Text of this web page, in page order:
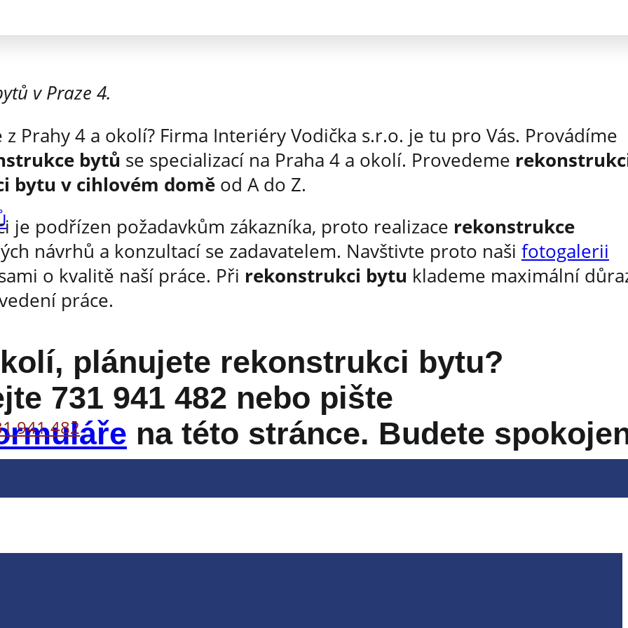
941 482
v Praze 4.
z Prahy 4 a okolí? Firma Interiéry Vodička s.r.o. je tu pro Vás. Provádíme
bytů se specializací na Praha 4 a okolí. Provedeme
bytu v cihlovém domě od A do Z.
je podřízen požadavkům zákazníka, proto realizace rekonstrukce
návrhů a konzultací se zadavatelem. Navštivte proto naši fotogalerii
o kvalitě naší práce. Při rekonstrukci bytu klademe maximální
práce.
plánujete rekonstrukci bytu?
731 941 482 nebo pište
na této stránce. Budete